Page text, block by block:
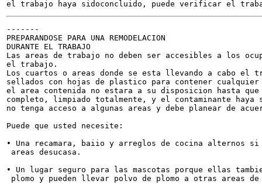
-------
PREPARANDOSE PARA UNA REMODELACION
DURANTE EL TRABAJO
Las areas de trabajo no deben ser accesibles a los
el trabajo.
Los cuartos o areas donde se esta llevando a cabo el
sellados con hojas de plastico para contener
el area contenida no estara a su disposicion hasta
completo, limpiado totalmente, y el contaminante
no tenga acceso a algunas areas y debe planear de
Puede que usted necesite:
• Una recamara, baiio y arreglos de cocina alternos
areas desucasa.
• Un lugar seguro para las mascotas porque ellas
plomo y pueden llevar polvo de plomo a otras areas